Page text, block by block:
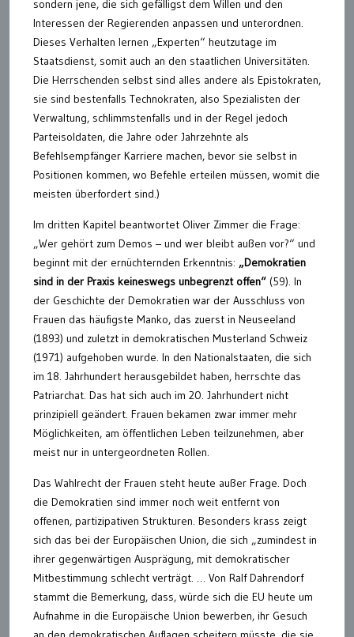
sondern jene, die sich gefälligst dem Willen und den
Interessen der Regierenden anpassen und unterordnen.
Dieses Verhalten lernen „Experten“ heutzutage im
Staatsdienst, somit auch an den staatlichen Universitäten.
Die Herrschenden selbst sind alles andere als Epistokraten,
sie sind bestenfalls Technokraten, also Spezialisten der
Verwaltung, schlimmstenfalls und in der Regel jedoch
Parteisoldaten, die Jahre oder Jahrzehnte als
Befehlsempfänger Karriere machen, bevor sie selbst in
Positionen kommen, wo Befehle erteilen müssen, womit die
meisten überfordert sind.)
Im dritten Kapitel beantwortet Oliver Zimmer die Frage:
„Wer gehört zum Demos – und wer bleibt außen vor?“ und
beginnt mit der ernüchternden Erkenntnis: „Demokratien
sind in der Praxis keineswegs unbegrenzt offen“ (59). In
der Geschichte der Demokratien war der Ausschluss von
Frauen das häufigste Manko, das zuerst in Neuseeland
(1893) und zuletzt in demokratischen Musterland Schweiz
(1971) aufgehoben wurde. In den Nationalstaaten, die sich
im 18. Jahrhundert herausgebildet haben, herrschte das
Patriarchat. Das hat sich auch im 20. Jahrhundert nicht
prinzipiell geändert. Frauen bekamen zwar immer mehr
Möglichkeiten, am öffentlichen Leben teilzunehmen, aber
meist nur in untergeordneten Rollen.
Das Wahlrecht der Frauen steht heute außer Frage. Doch
die Demokratien sind immer noch weit entfernt von
offenen, partizipativen Strukturen. Besonders krass zeigt
sich das bei der Europäischen Union, die sich „zumindest in
ihrer gegenwärtigen Ausprägung, mit demokratischer
Mitbestimmung schlecht verträgt. … Von Ralf Dahrendorf
stammt die Bemerkung, dass, würde sich die EU heute um
Aufnahme in die Europäische Union bewerben, ihr Gesuch